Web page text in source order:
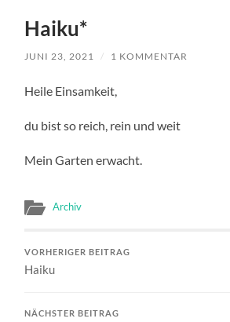
Haiku*
JUNI 23, 2021 / 1 KOMMENTAR
Heile Einsamkeit,
du bist so reich, rein und weit
Mein Garten erwacht.
Archiv
VORHERIGER BEITRAG
Haiku
NÄCHSTER BEITRAG